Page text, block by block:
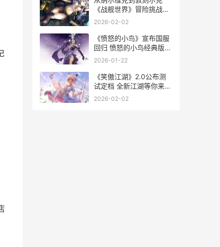
《战舰世界》冒险挑战限
时最初 纳尔维克火车站
2026-02-02
《愤怒的小鸟》宣布国服
回归 愤怒的小鸟经典版老
版
2026-01-22
《笑傲江湖》2.0公布测
试定档 全新江湖等你来战
笑傲江湖2013在线观看全
2026-02-02